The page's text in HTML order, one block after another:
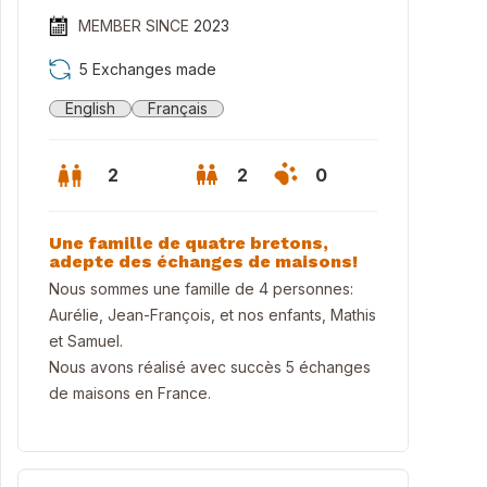
MEMBER SINCE 2023
5 Exchanges made
English Français
2 2 0
Une famille de quatre bretons,
adepte des échanges de maisons!
Nous sommes une famille de 4 personnes:
Aurélie, Jean-François, et nos enfants, Mathis
et Samuel.
Nous avons réalisé avec succès 5 échanges
de maisons en France.